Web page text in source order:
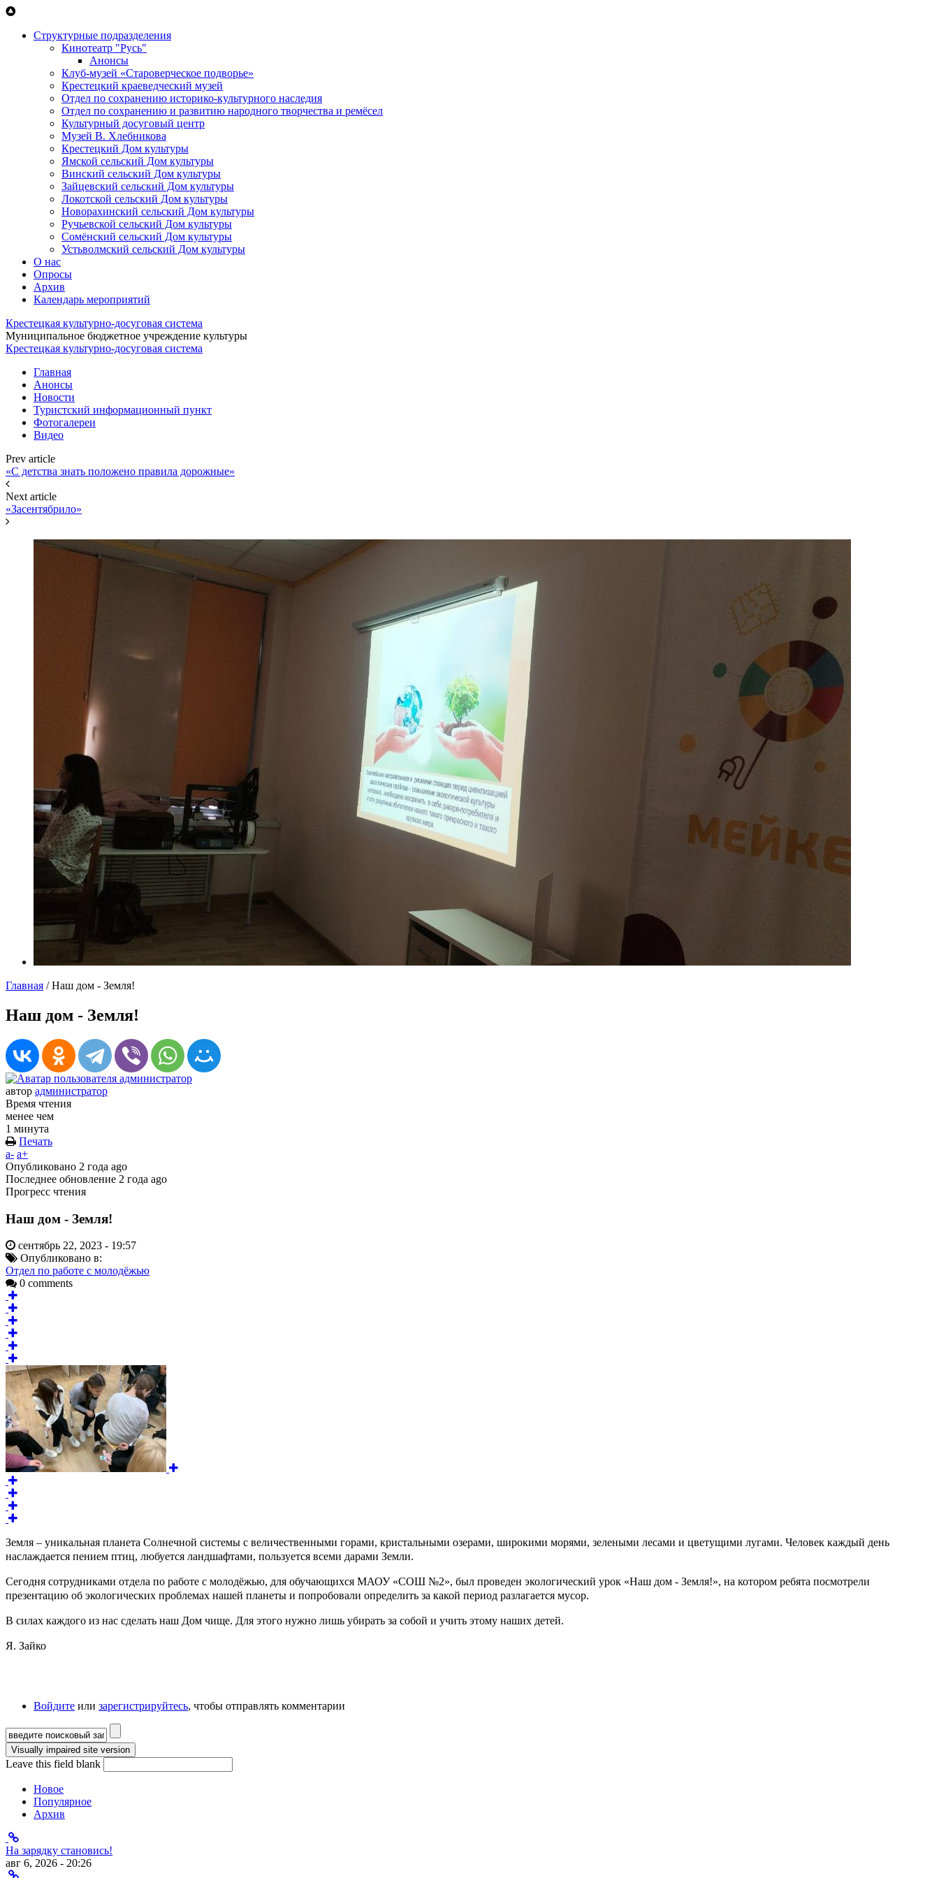
Перейти к основному содержанию
Структурные подразделения
Кинотеатр "Русь"
Анонсы
Клуб-музей «Староверческое подворье»
Крестецкий краеведческий музей
Отдел по сохранению историко-культурного наследия
Отдел по сохранению и развитию народного творчества и ремёсел
Культурный досуговый центр
Музей В. Хлебникова
Крестецкий Дом культуры
Ямской сельский Дом культуры
Винский сельский Дом культуры
Зайцевский сельский Дом культуры
Локотской сельский Дом культуры
Новорахинский сельский Дом культуры
Ручьевской сельский Дом культуры
Сомёнский сельский Дом культуры
Устьволмский сельский Дом культуры
О нас
Опросы
Архив
Календарь мероприятий
Крестецкая культурно-досуговая система
Муниципальное бюджетное учреждение культуры
Крестецкая культурно-досуговая система
Главная
Анонсы
Новости
Туристский информационный пункт
Фотогалереи
Видео
Prev article
«С детства знать положено правила дорожные»
Next article
«Засентябрило»
Главная /Наш дом - Земля!
Наш дом - Земля!
автор администратор
Время чтения
менее чем
1 минута
Печать
a- a+
Опубликовано 2 года ago
Последнее обновление 2 года ago
Прогресс чтения
Наш дом - Земля!
сентябрь 22, 2023 - 19:57
Опубликовано в:
Отдел по работе с молодёжью
0 comments
Земля – уникальная планета Солнечной системы с величественными горами, кристальными озерами, широкими морями, зелеными лесами и цветущими лугами. Человек каждый день
наслаждается пением птиц, любуется ландшафтами, пользуется всеми дарами Земли.
Сегодня сотрудниками отдела по работе с молодёжью, для обучающихся МАОУ «СОШ №2», был проведен экологический урок «Наш дом - Земля!», на котором ребята посмотрели
презентацию об экологических проблемах нашей планеты и попробовали определить за какой период разлагается мусор.
В силах каждого из нас сделать наш Дом чище. Для этого нужно лишь убирать за собой и учить этому наших детей.
Я. Зайко
Войдите или зарегистрируйтесь, чтобы отправлять комментарии
Форма поиска
Leave this field blank
Новое
Популярное
Архив
На зарядку становись!
авг 6, 2026 - 20:26